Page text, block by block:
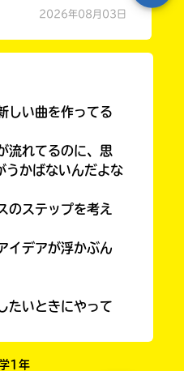
2026年08月03日
しい曲を作ってる
流れてるのに、思
うかばないんだよな
のステップを考え
イデアが浮かぶん
たいときにやって
1年